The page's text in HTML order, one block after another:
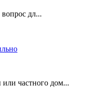
дл...
частного дом...